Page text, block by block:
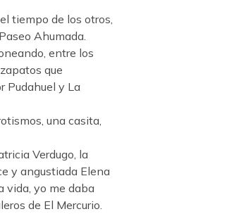
tiempo de los otros,
Ahumada.
entre los
que
Pudahuel y La
una casita,
Verdugo, la
y angustiada Elena
vida, yo me daba
de El Mercurio.